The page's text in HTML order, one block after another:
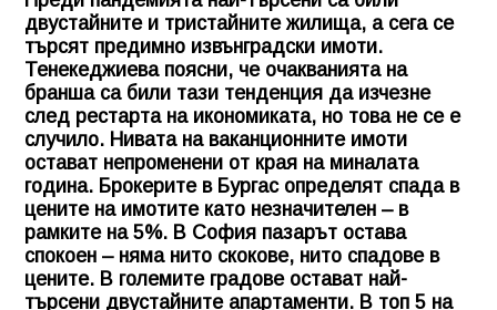
двустайните и тристайните жилища, а сега се
търсят предимно извънградски имоти.
Тенекеджиева поясни, че очакванията на
бранша са били тази тенденция да изчезне
след рестарта на икономиката, но това не се е
случило. Нивата на ваканционните имоти
остават непроменени от края на миналата
година. Брокерите в Бургас определят спада в
цените на имотите като незначителен – в
рамките на 5%. В София пазарът остава
спокоен – няма нито скокове, нито спадове в
цените. В големите градове остават най-
търсени двустайните апартаменти. В топ 5 на